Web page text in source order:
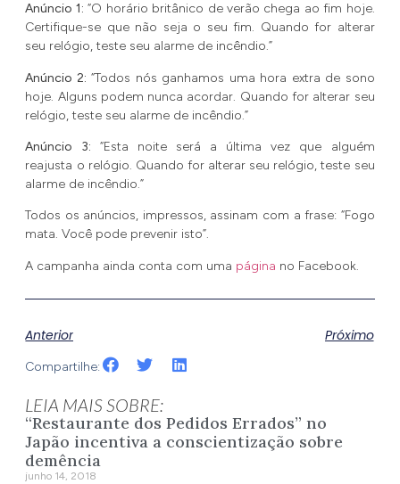
Anúncio 1: “O horário britânico de verão chega ao fim hoje.
Certifique-se que não seja o seu fim. Quando for alterar
seu relógio, teste seu alarme de incêndio.”
Anúncio 2: “Todos nós ganhamos uma hora extra de sono
hoje. Alguns podem nunca acordar. Quando for alterar seu
relógio, teste seu alarme de incêndio.”
Anúncio 3: “Esta noite será a última vez que alguém
reajusta o relógio. Quando for alterar seu relógio, teste seu
alarme de incêndio.”
Todos os anúncios, impressos, assinam com a frase: “Fogo
mata. Você pode prevenir isto”.
A campanha ainda conta com uma página no Facebook.
Anterior Próximo
Compartilhe:
LEIA MAIS SOBRE:
“Restaurante dos Pedidos Errados” no
Japão incentiva a conscientização sobre
demência
junho 14, 2018